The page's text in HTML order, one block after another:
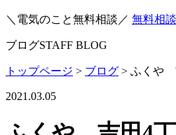
＼電気のこと無料相談／ 無料相
ブログSTAFF BLOG
トップページ > ブログ > ふくや
2021.03.05